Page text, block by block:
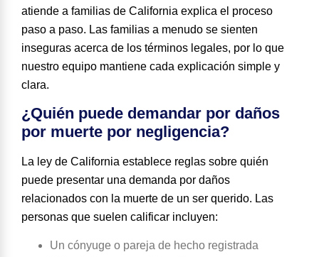
atiende a familias de California explica el proceso
paso a paso. Las familias a menudo se sienten
inseguras acerca de los términos legales, por lo que
nuestro equipo mantiene cada explicación simple y
clara.
¿Quién puede demandar por daños
por muerte por negligencia?
La ley de California establece reglas sobre quién
puede presentar una demanda por daños
relacionados con la muerte de un ser querido. Las
personas que suelen calificar incluyen:
Un cónyuge o pareja de hecho registrada